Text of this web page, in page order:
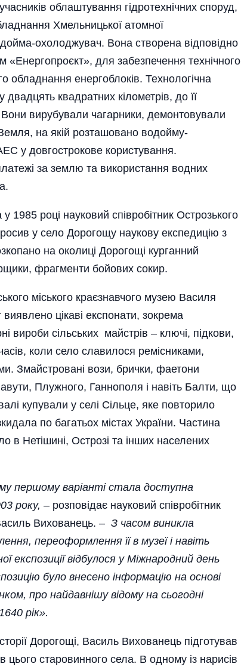
облаштування гідротехнічних споруд,
Хмельницької атомної
охолоджувач. Вона створена відповідно
«Енергопроєкт», для забезпечення технічного
обладнання енергоблоків. Технологічна
квадратних кілометрів, до її
вирубували чагарники, демонтовували
на якій розташовано водойму-
у довгострокове користування.
за землю та використання водних
році науковий співробітник Острозького
у село Дорогощу наукову експедицію з
на околиці Дорогощі курганний
фрагменти бойових сокир.
міського краєзнавчого музею Василя
цікаві експонати, зокрема
вироби сільських майстрів – ключі, підкови,
коли село славилося ремісниками,
Змайстровані вози, брички, фаетони
Плужного, Ганнополя і навіть Балти, що
купували у селі Сільце, яке повторило
по багатьох містах України. Частина
в Нетішині, Острозі та інших населених
першому варіанті стала доступна
року, – розповідає науковий співробітник
Вихованець. – З часом виникла
переоформлення її в музеї і навіть
експозиції відбулося у Міжнародний день
було внесено інформацію на основі
про найдавнішу відому на сьогодні
рік».
Дорогощі, Василь Вихованець підготував
цього старовинного села. В одному із нарисів